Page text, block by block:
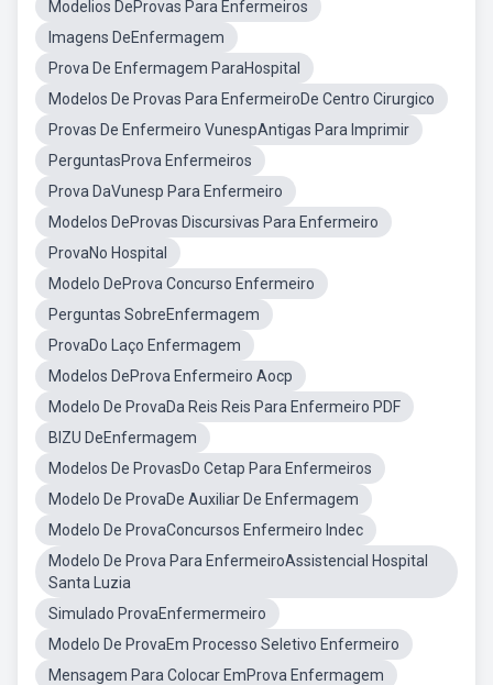
Modelios DeProvas Para Enfermeiros
Imagens DeEnfermagem
Prova De Enfermagem ParaHospital
Modelos De Provas Para EnfermeiroDe Centro Cirurgico
Provas De Enfermeiro VunespAntigas Para Imprimir
PerguntasProva Enfermeiros
Prova DaVunesp Para Enfermeiro
Modelos DeProvas Discursivas Para Enfermeiro
ProvaNo Hospital
Modelo DeProva Concurso Enfermeiro
Perguntas SobreEnfermagem
ProvaDo Laço Enfermagem
Modelos DeProva Enfermeiro Aocp
Modelo De ProvaDa Reis Reis Para Enfermeiro PDF
BIZU DeEnfermagem
Modelos De ProvasDo Cetap Para Enfermeiros
Modelo De ProvaDe Auxiliar De Enfermagem
Modelo De ProvaConcursos Enfermeiro Indec
Modelo De Prova Para EnfermeiroAssistencial Hospital
Santa Luzia
Simulado ProvaEnfermermeiro
Modelo De ProvaEm Processo Seletivo Enfermeiro
Mensagem Para Colocar EmProva Enfermagem